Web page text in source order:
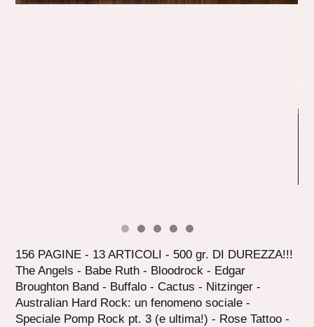
156 PAGINE - 13 ARTICOLI - 500 gr. DI DUREZZA!!!
The Angels - Babe Ruth - Bloodrock - Edgar
Broughton Band - Buffalo - Cactus - Nitzinger -
Australian Hard Rock: un fenomeno sociale -
Speciale Pomp Rock pt. 3 (e ultima!) - Rose Tattoo -